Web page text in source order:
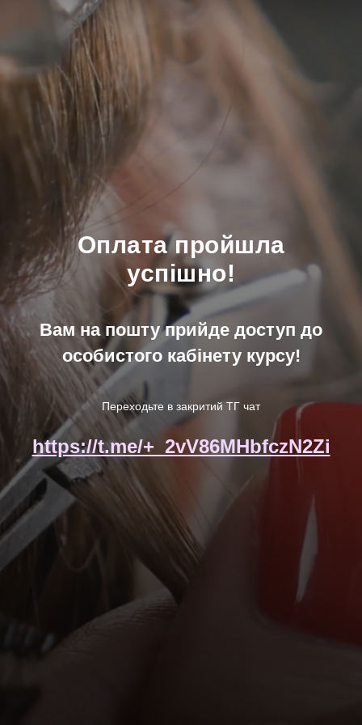
Оплата пройшла
успішно!
Вам на пошту прийде доступ до
особистого кабінету курсу!
Переходьте в закритий ТГ чат
https://t.me/+_2vV86MHbfczN2Zi